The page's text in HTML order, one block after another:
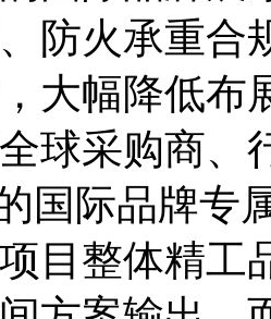
防火承重合
大幅降低布
球采购商、
国际品牌专
目整体精工